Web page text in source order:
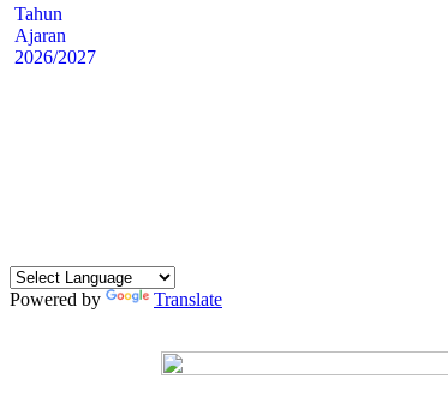
Powered by Translate